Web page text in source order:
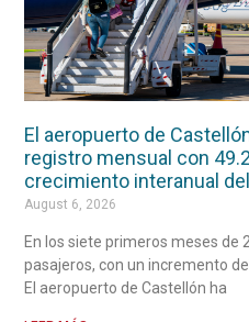
El aeropuerto de
registro mensual con
crecimiento interanual
August 6, 2026
En los siete primeros meses de
pasajeros, con un incremento
El aeropuerto de Castellón ha